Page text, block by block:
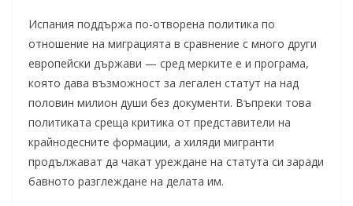
Испания поддържа по-отворена политика по
отношение на миграцията в сравнение с много други
европейски държави — сред мерките е и програма,
която дава възможност за легален статут на над
половин милион души без документи. Въпреки това
политиката среща критика от представители на
крайнодесните формации, а хиляди мигранти
продължават да чакат уреждане на статута си заради
бавното разглеждане на делата им.